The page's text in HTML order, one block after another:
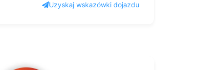
Uzyskaj wskazówki dojazdu